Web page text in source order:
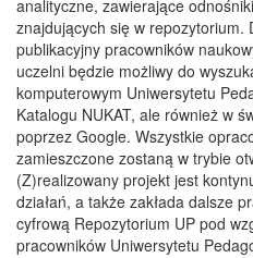
analityczne, zawierające
znajdujących się w
publikacyjny pracowników
uczelni będzie możliwy do
komputerowym Uniwersytetu
Katalogu NUKAT, ale również w
poprzez Google. Wszystkie
zamieszczone zostaną w trybie
(Z)realizowany projekt jest
działań, a także zakłada dalsze
cyfrową Repozytorium UP pod
pracowników Uniwersytetu